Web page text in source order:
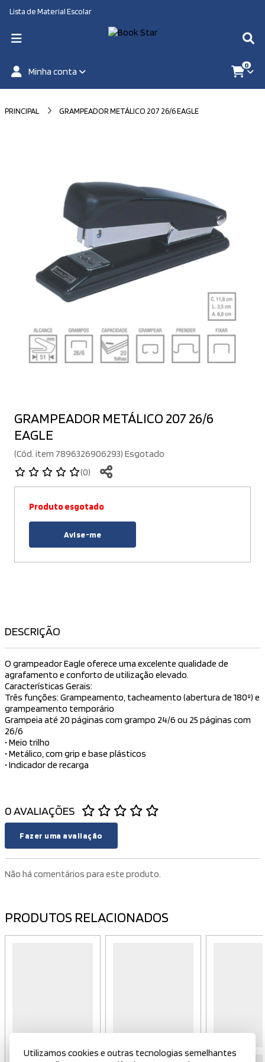
Lista de Material Escolar
Minha conta
0
PRINCIPAL GRAMPEADOR METÁLICO 207 26/6 EAGLE
GRAMPEADOR METÁLICO 207 26/6
EAGLE
(Cód. item 7896326906293) Esgotado
(0)
Produto esgotado
Avise-me
DESCRIÇÃO
O grampeador Eagle oferece uma excelente qualidade de
agrafamento e conforto de utilização elevado.
Características Gerais:
Três funções: Grampeamento, tacheamento (abertura de 180º) e
grampeamento temporário
Grampeia até 20 páginas com grampo 24/6 ou 25 páginas com
26/6
• Meio trilho
• Metálico, com grip e base plásticos
• Indicador de recarga
0 AVALIAÇÕES
Fazer uma avaliação
Não há comentários para este produto.
PRODUTOS RELACIONADOS
Utilizamos cookies e outras tecnologias semelhantes